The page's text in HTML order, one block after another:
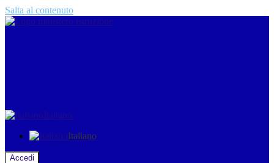
Salta al contenuto
Italiano
Italiano
Accedi